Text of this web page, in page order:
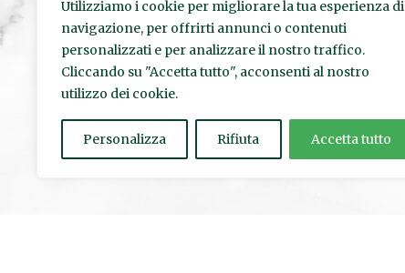
Utilizziamo i cookie per migliorare la tua esperienza di
navigazione, per offrirti annunci o contenuti
personalizzati e per analizzare il nostro traffico.
Cliccando su "Accetta tutto", acconsenti al nostro
utilizzo dei cookie.
Personalizza Rifiuta Accetta tutto